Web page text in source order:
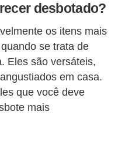
desbotado?
os itens mais
se trata de
Eles são versáteis,
em casa.
que você deve
mais